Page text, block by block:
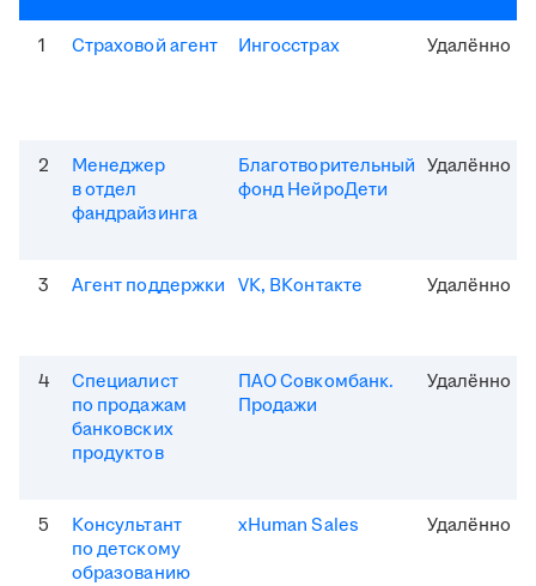
1 Страховой агент Ингосстрах Удалённо
2
Менеджер
в отдел
фандрайзинга
Благотворительный
фонд НейроДети
Удалённо
3 Агент поддержки VK, ВКонтакте Удалённо
4
Специалист
по продажам
банковских
продуктов
ПАО Совкомбанк.
Продажи
Удалённо
5
Консультант
по детскому
образованию
xHuman Sales Удалённо